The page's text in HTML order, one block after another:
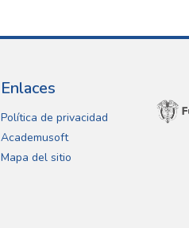
Enlaces
Política de privacidad
Academusoft
Mapa del sitio